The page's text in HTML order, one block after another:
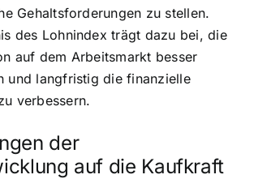
Gehaltsforderungen zu stellen.
des Lohnindex trägt dazu bei, die
auf dem Arbeitsmarkt besser
und langfristig die finanzielle
verbessern.
der
auf die Kaufkraft